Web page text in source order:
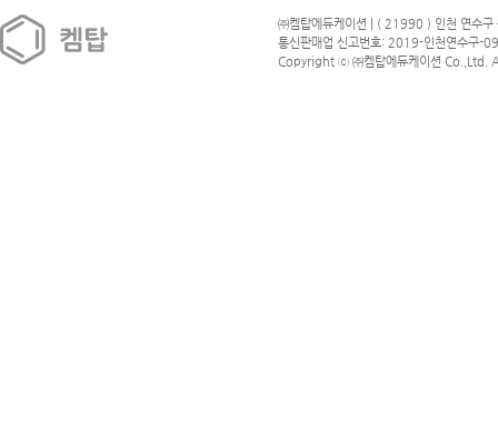
㈜켐탑에듀케이션 | ( 21990 ) 인천 연수
통신판매업 신고번호: 2019-인천연수구-
Copyright ⓒ ㈜켐탑에듀케이션 Co.,Ltd.